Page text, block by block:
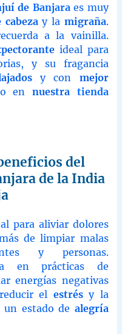
de Banjara es muy
y la migraña.
a la vainilla.
ideal para
y su fragancia
y con mejor
en nuestra tienda
del
de la India
para aliviar dolores
de limpiar malas
y personas.
en prácticas de
energías negativas
el estrésy la
un estado de alegría